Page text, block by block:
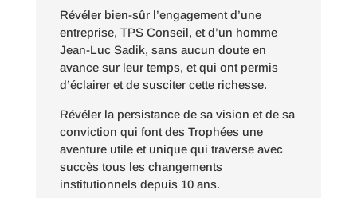
Révéler bien-sûr l’engagement d’une
entreprise, TPS Conseil, et d’un homme
Jean-Luc Sadik, sans aucun doute en
avance sur leur temps, et qui ont permis
d’éclairer et de susciter cette richesse.
Révéler la persistance de sa vision et de sa
conviction qui font des Trophées une
aventure utile et unique qui traverse avec
succès tous les changements
institutionnels depuis 10 ans.